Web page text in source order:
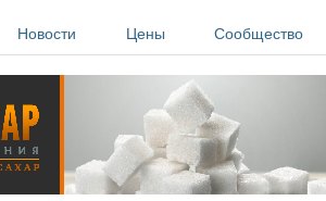
Новости
Цены Сообщество